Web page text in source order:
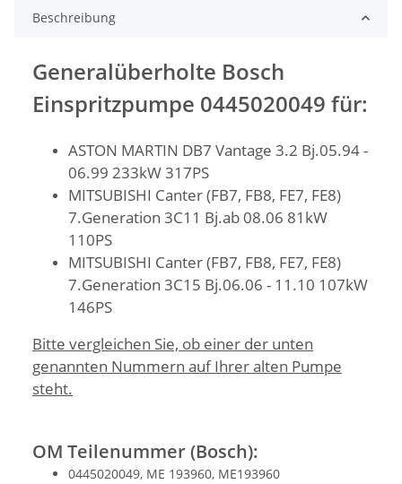
Beschreibung
Generalüberholte Bosch
Einspritzpumpe 0445020049 für:
ASTON MARTIN DB7 Vantage 3.2 Bj.05.94 -
06.99 233kW 317PS
MITSUBISHI Canter (FB7, FB8, FE7, FE8)
7.Generation 3C11 Bj.ab 08.06 81kW
110PS
MITSUBISHI Canter (FB7, FB8, FE7, FE8)
7.Generation 3C15 Bj.06.06 - 11.10 107kW
146PS
Bitte vergleichen Sie, ob einer der unten
genannten Nummern auf Ihrer alten Pumpe
steht.
OM Teilenummer (Bosch):
0445020049, ME 193960, ME193960